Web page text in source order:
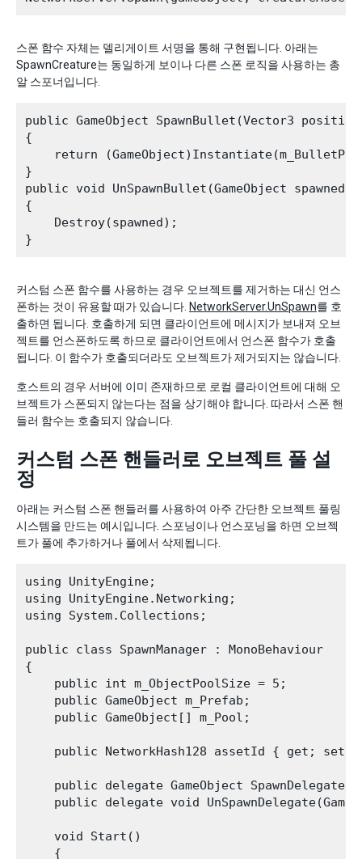
스폰 함수 자체는 델리게이트 서명을 통해 구현됩니다. 아래는
SpawnCreature는 동일하게 보이나 다른 스폰 로직을 사용하는 총
알 스포너입니다.
public GameObject SpawnBullet(Vector3
{
return
}
public void UnSpawnBullet(GameObject spawned)
{
    Destroy(spawned);
커스텀 스폰 함수를 사용하는 경우 오브젝트를 제거하는 대신 언스
폰하는 것이 유용할 때가 있습니다. NetworkServer.UnSpawn를 호
출하면 됩니다. 호출하게 되면 클라이언트에 메시지가 보내져 오브
젝트를 언스폰하도록 하므로 클라이언트에서 언스폰 함수가 호출
됩니다. 이 함수가 호출되더라도 오브젝트가 제거되지는 않습니다.
호스트의 경우 서버에 이미 존재하므로 로컬 클라이언트에 대해 오
브젝트가 스폰되지 않는다는 점을 상기해야 합니다. 따라서 스폰 핸
들러 함수는 호출되지 않습니다.
커스텀 스폰 핸들러로 오브젝트 풀 설
정
아래는 커스텀 스폰 핸들러를 사용하여 아주 간단한 오브젝트 풀링
시스템을 만드는 예시입니다. 스포닝이나 언스포닝을 하면 오브젝
트가 풀에 추가하거나 풀에서 삭제됩니다.
using UnityEngine;
using UnityEngine.Networking;
using System.Collections;
public class SpawnManager : MonoBehaviour
{
    public int m_ObjectPoolSize = 5;
    public GameObject m_Prefab;
    public GameObject[] m_Pool;
public NetworkHash128 assetId { get; set;
public delegate GameObject
public delegate void
    void Start()
    {